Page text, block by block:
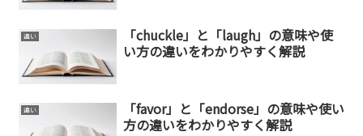
違い
「chuckle」と「laugh」の意味や使
い方の違いをわかりやすく解説
違い
「favor」と「endorse」の意味や使い
方の違いをわかりやすく解説